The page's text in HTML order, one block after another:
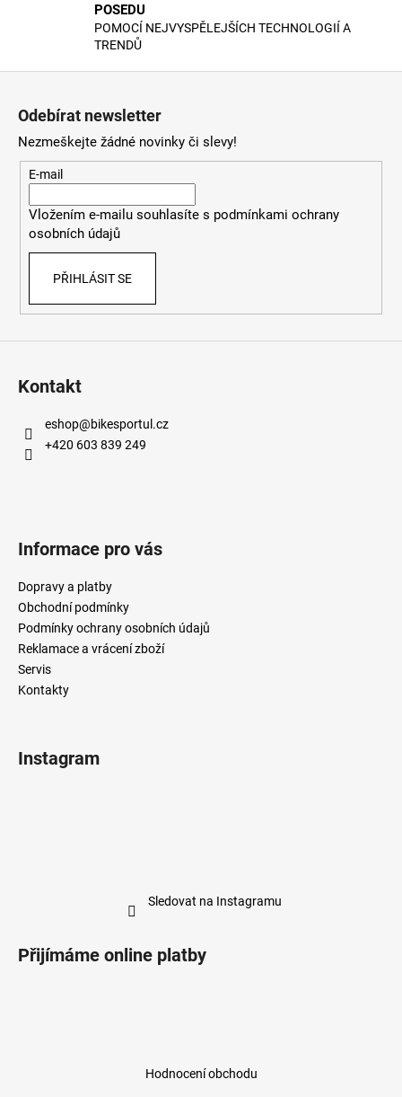
y
ý
u
POSEDU
POMOCÍ NEJVYSPĚLEJŠÍCH TECHNOLOGIÍ A
TRENDŮ
Odebírat newsletter
Nezmeškejte žádné novinky či slevy!
E-mail
Vložením e-mailu souhlasíte s podmínkami ochrany
osobních údajů
PŘIHLÁSIT SE
Kontakt
eshop@bikesportul.cz
+420 603 839 249
Informace pro vás
Dopravy a platby
Obchodní podmínky
Podmínky ochrany osobních údajů
Reklamace a vrácení zboží
Servis
Kontakty
Instagram
Sledovat na Instagramu
Přijímáme online platby
Hodnocení obchodu